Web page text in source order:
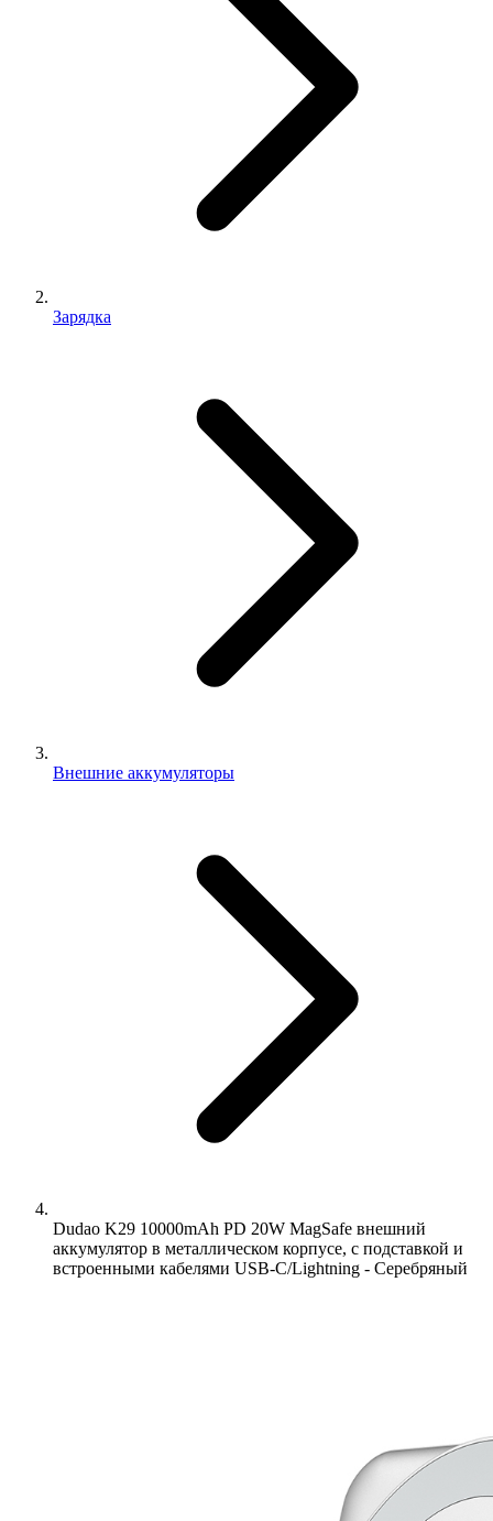
Зарядка
Внешние аккумуляторы
Dudao K29 10000mAh PD 20W MagSafe внешний
аккумулятор в металлическом корпусе, с подставкой и
встроенными кабелями USB-C/Lightning - Серебряный